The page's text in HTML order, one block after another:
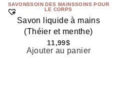
SAVONSSOIN DES MAINSSOINS POUR
LE CORPS
Savon liquide à mains
(Théier et menthe)
11,99$
Ajouter au panier